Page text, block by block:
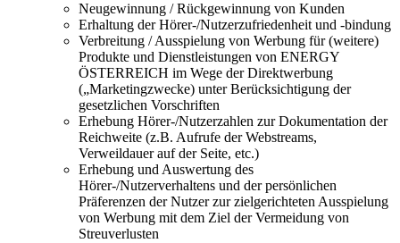
Neugewinnung / Rückgewinnung von Kunden
Erhaltung der Hörer-/Nutzerzufriedenheit und -bindung
Verbreitung / Ausspielung von Werbung für (weitere)
Produkte und Dienstleistungen von ENERGY
ÖSTERREICH im Wege der Direktwerbung
(„Marketingzwecke) unter Berücksichtigung der
gesetzlichen Vorschriften
Erhebung Hörer-/Nutzerzahlen zur Dokumentation der
Reichweite (z.B. Aufrufe der Webstreams,
Verweildauer auf der Seite, etc.)
Erhebung und Auswertung des
Hörer-/Nutzerverhaltens und der persönlichen
Präferenzen der Nutzer zur zielgerichteten Ausspielung
von Werbung mit dem Ziel der Vermeidung von
Streuverlusten